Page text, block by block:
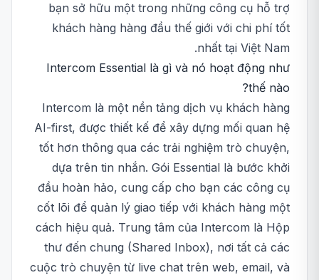
bạn sở hữu một trong những công cụ hỗ trợ
khách hàng hàng đầu thế giới với chi phí tốt
nhất tại Việt Nam.
Intercom Essential là gì và nó hoạt động như
thế nào?
Intercom là một nền tảng dịch vụ khách hàng
AI-first, được thiết kế để xây dựng mối quan hệ
tốt hơn thông qua các trải nghiệm trò chuyện,
dựa trên tin nhắn. Gói Essential là bước khởi
đầu hoàn hảo, cung cấp cho bạn các công cụ
cốt lõi để quản lý giao tiếp với khách hàng một
cách hiệu quả. Trung tâm của Intercom là Hộp
thư đến chung (Shared Inbox), nơi tất cả các
cuộc trò chuyện từ live chat trên web, email, và